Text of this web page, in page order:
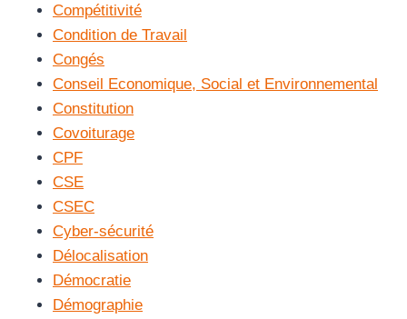
Compétitivité
Condition de Travail
Congés
Conseil Economique, Social et Environnemental
Constitution
Covoiturage
CPF
CSE
CSEC
Cyber-sécurité
Délocalisation
Démocratie
Démographie